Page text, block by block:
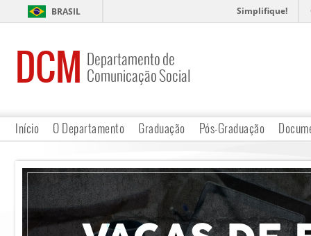
BRASIL Simplifique!
DCM Departamento de
Comunicação Social
Início O Departamento Graduação Pós-Graduação